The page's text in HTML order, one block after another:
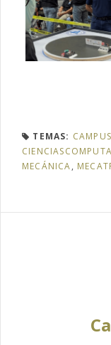
TEMAS:
MECÁNICA,